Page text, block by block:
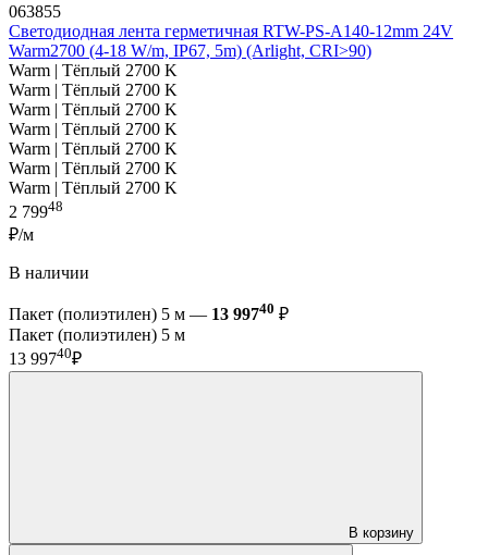
063855
Светодиодная лента герметичная RTW-PS-A140-12mm 24V
Warm2700 (4-18 W/m, IP67, 5m) (Arlight, CRI>90)
Warm | Тёплый 2700 K
Warm | Тёплый 2700 K
Warm | Тёплый 2700 K
Warm | Тёплый 2700 K
Warm | Тёплый 2700 K
Warm | Тёплый 2700 K
Warm | Тёплый 2700 K
2 79948
₽/м
В наличии
Пакет (полиэтилен) 5 м — 13 99740 ₽
Пакет (полиэтилен) 5 м
13 99740₽
В корзину